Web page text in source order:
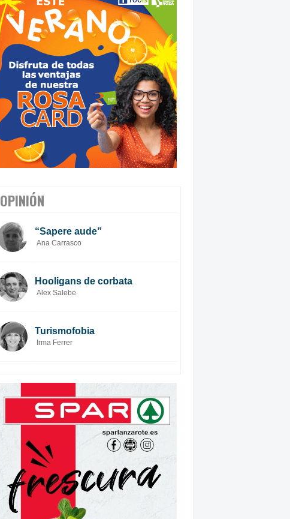
OPINIÓN
“Sapere aude”
Ana Carrasco
Hooligans de corbata
Alex Salebe
Turismofobia
Irma Ferrer